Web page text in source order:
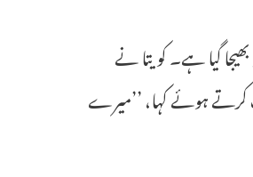
گیا ہے۔ کویتا نے
کرتے ہوئے کہا، ’’میرے